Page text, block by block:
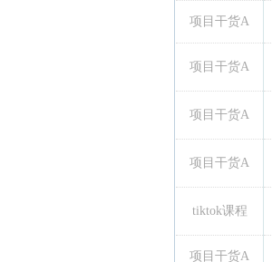
项目干货A
项目干货A
项目干货A
项目干货A
tiktok课程
项目干货A